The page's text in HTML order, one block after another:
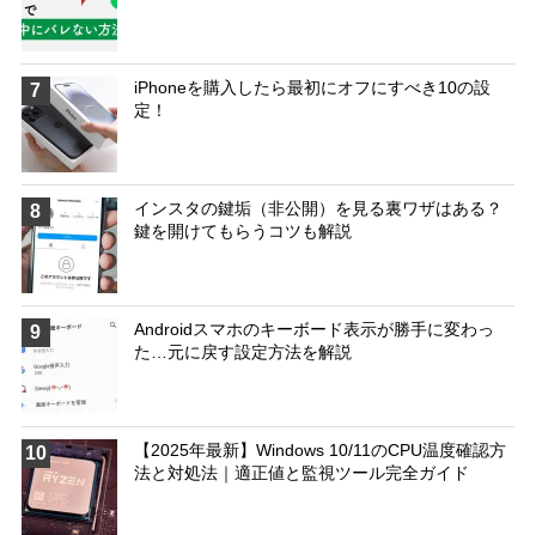
7
iPhoneを購入したら最初にオフにすべき10の設
定！
8
インスタの鍵垢（非公開）を見る裏ワザはある？
鍵を開けてもらうコツも解説
9
Androidスマホのキーボード表示が勝手に変わっ
た…元に戻す設定方法を解説
10
【2025年最新】Windows 10/11のCPU温度確認方
法と対処法｜適正値と監視ツール完全ガイド